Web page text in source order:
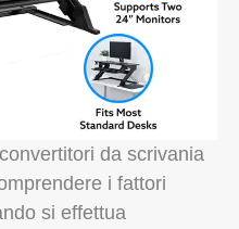
da scrivania
i fattori
si effettua